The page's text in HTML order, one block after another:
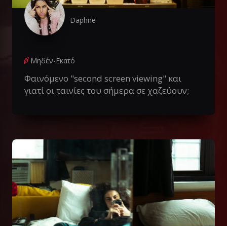
Daphne
Μηδέν-Εκατό
Φαινόμενο "second screen viewing" και
γιατί οι ταινίες του σήμερα σε χαζεύουν;